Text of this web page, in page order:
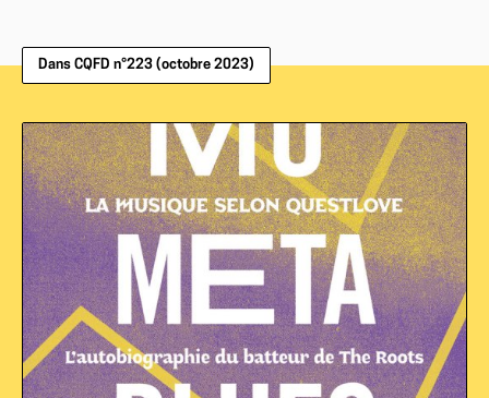
Dans CQFD n°223 (octobre 2023)